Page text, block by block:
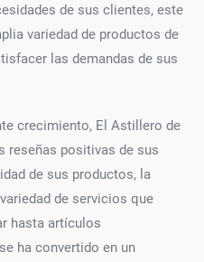
de sus clientes, este
variedad de productos de
las demandas de sus
crecimiento, El Astillero de
reseñas positivas de sus
de sus productos, la
de servicios que
hasta artículos
ha convertido en un